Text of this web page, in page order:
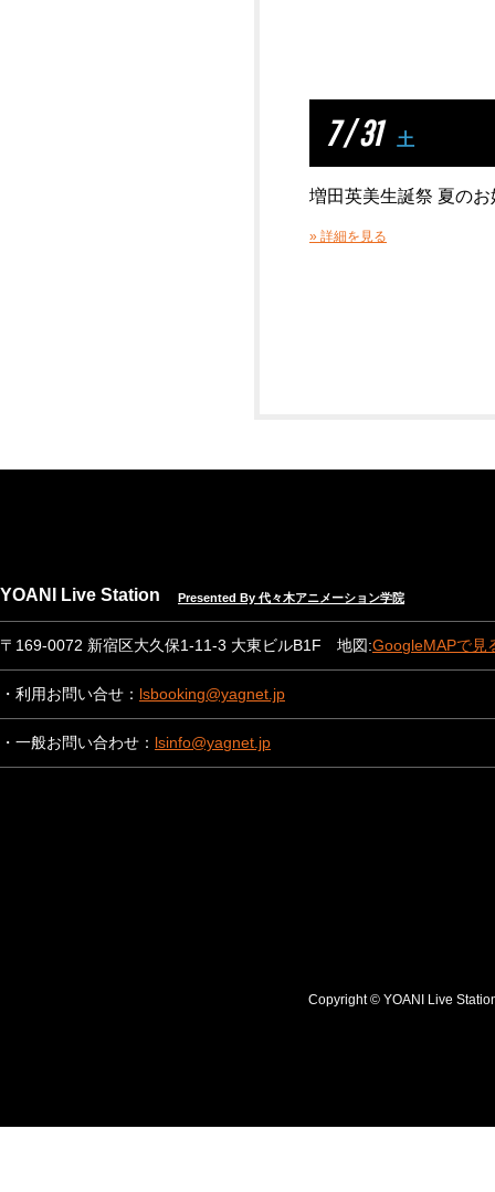
7 / 31 土
増田英美生誕祭 夏のお
» 詳細を見る
YOANI Live Station Presented By 代々木アニメーション学院
〒169-0072 新宿区大久保1-11-3 大東ビルB1F 地図:GoogleMAPで見
・利用お問い合せ： lsbooking@yagnet.jp
・一般お問い合わせ： lsinfo@yagnet.jp
Copyright © YOANI Live